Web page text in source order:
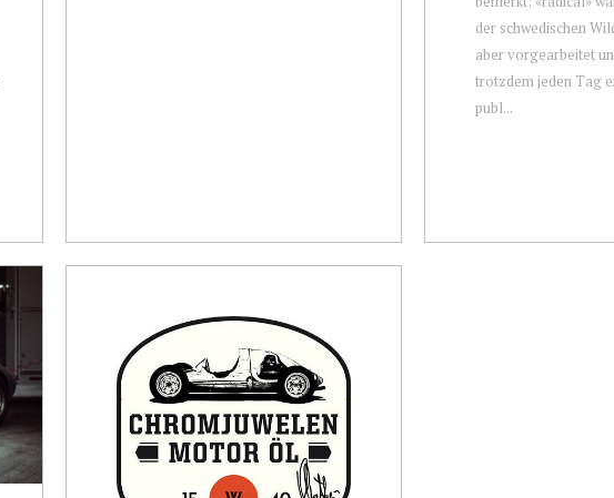
der schwedischen
aber vorgearbeitet
trotzdem jeden Tag
publ...